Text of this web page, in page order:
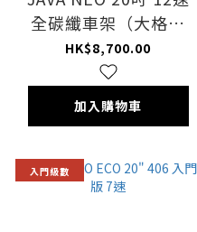
全碳纖車架（大格仔
紋）(CB-ES) 三摺車
HK$8,700.00
加入購物車
入門級數